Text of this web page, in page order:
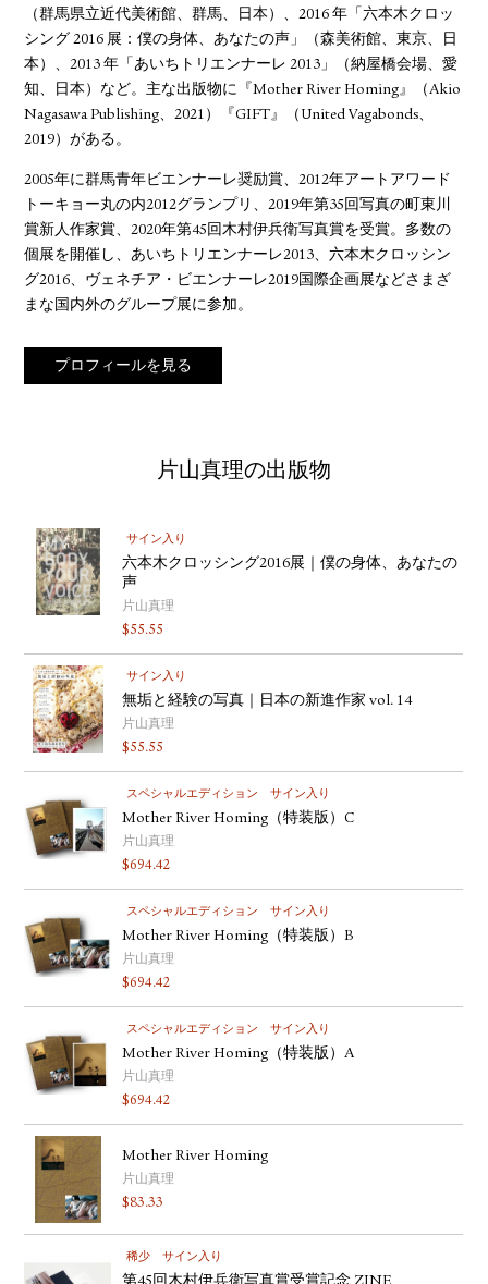
（群馬県立近代美術館、群馬、日本）、2016 年「六本木クロッ
シング 2016 展：僕の身体、あなたの声」（森美術館、東京、日
本）、2013 年「あいちトリエンナーレ 2013」（納屋橋会場、愛
知、日本）など。主な出版物に『Mother River Homing』（Akio
Nagasawa Publishing、2021）『GIFT』（United Vagabonds、
2019）がある。
2005年に群馬青年ビエンナーレ奨励賞、2012年アートアワード
トーキョー丸の内2012グランプリ、2019年第35回写真の町東川
賞新人作家賞、2020年第45回木村伊兵衛写真賞を受賞。多数の
個展を開催し、あいちトリエンナーレ2013、六本木クロッシン
グ2016、ヴェネチア・ビエンナーレ2019国際企画展などさまざ
まな国内外のグループ展に参加。
プロフィールを見る
片山真理の出版物
サイン入り
六本木クロッシング2016展｜僕の身体、あなたの
声
片山真理
$55.55
サイン入り
無垢と経験の写真｜日本の新進作家 vol. 14
片山真理
$55.55
スペシャルエディション サイン入り
Mother River Homing（特装版）C
片山真理
$694.42
スペシャルエディション サイン入り
Mother River Homing（特装版）B
片山真理
$694.42
スペシャルエディション サイン入り
Mother River Homing（特装版）A
片山真理
$694.42
Mother River Homing
片山真理
$83.33
稀少 サイン入り